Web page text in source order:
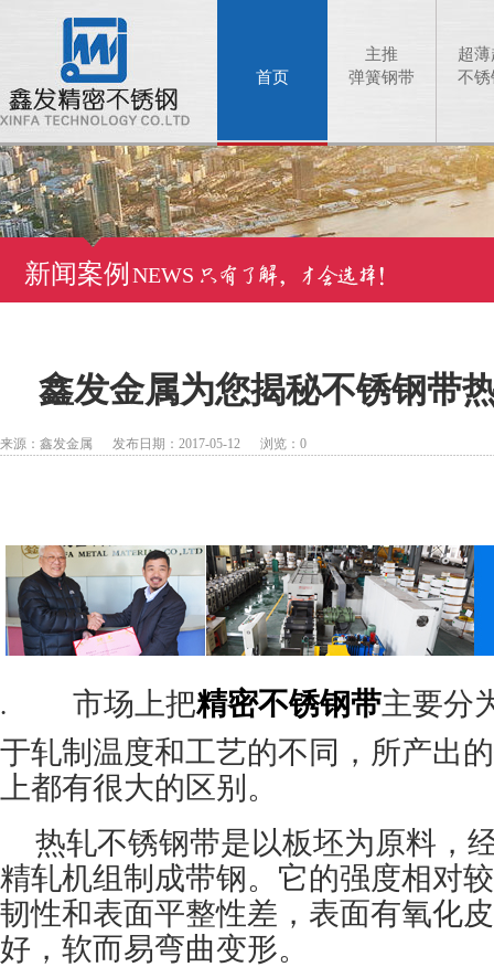
首页
主推
弹簧钢带
超
不锈
新闻案例 NEWS
鑫发金属为您揭秘不锈钢带
来源：鑫发金属 发布日期：2017-05-12 浏览： 0
. 市场上把精密不锈钢带主要分
于轧制温度和工艺的不同，所产出
上都有很大的区别。
热轧不锈钢带是以板坯为原料，
精轧机组制成带钢。它的强度相对
韧性和表面平整性差，表面有氧化
好，软而易弯曲变形。